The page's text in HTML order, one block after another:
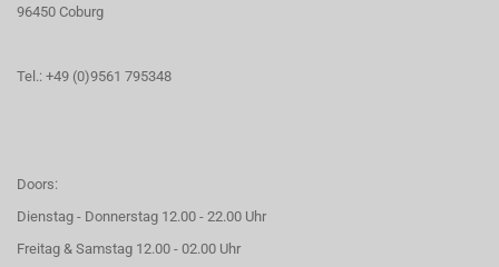
96450 Coburg
Tel.: +49 (0)9561 795348
Doors:
Dienstag - Donnerstag 12.00 - 22.00 Uhr
Freitag & Samstag 12.00 - 02.00 Uhr